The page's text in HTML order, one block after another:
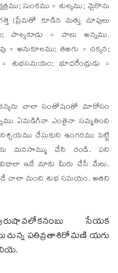
సుంకము = శుల్కము; మైకొను
(ప్రేమతో కూడిన మత్తు చూపులు
పాల్కకూడు = పాలు అన్నము,
= అనుకూలము; తెఱగు = చక్కన;
శుభసమయం; భూధరేంద్రుడు =
కన్యను చాలా సంతోషంతో మాకోసం
ఏమడిగినా ఎంతైనా సమ్మతించి
చేసుకుని ఉంగరము పెట్టి
మనసొమ్ము చేసి రండి. పని
ఇదే మాకు మీరు చేసే మేలు.
చాలా మంచి శుభ సమయం. అతని
సేయక
పతివ్రతాశిరోమణి యగు